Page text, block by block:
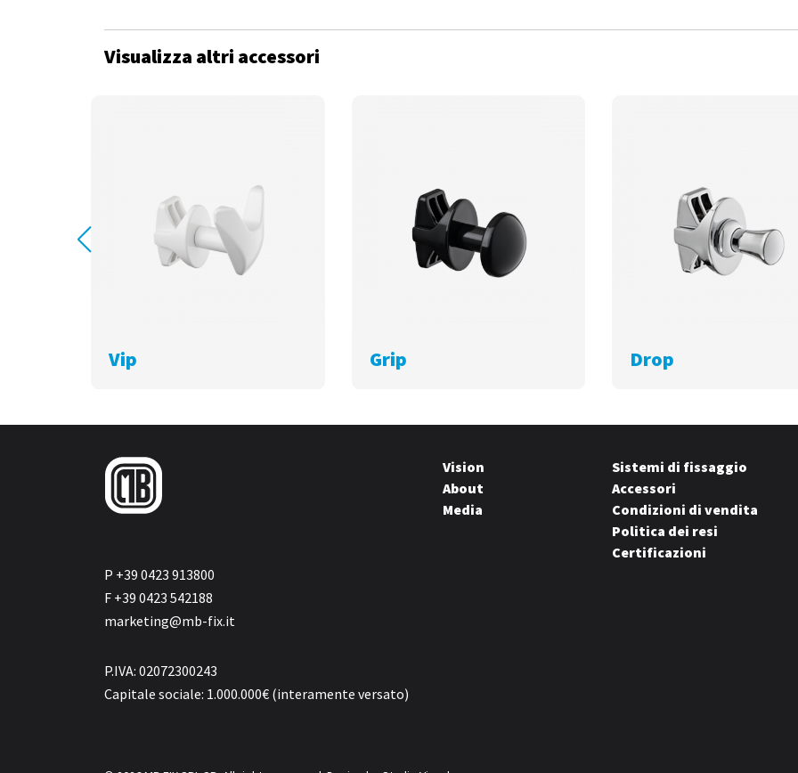
Visualizza altri accessori
Vip Grip Drop
P +39 0423 913800
F +39 0423 542188
marketing@mb-fix.it
P.IVA: 02072300243
Capitale sociale: 1.000.000€ (interamente versato)
Vision
About
Media
Sistemi di fissaggio
Accessori
Condizioni di vendita
Politica dei resi
Certificazioni